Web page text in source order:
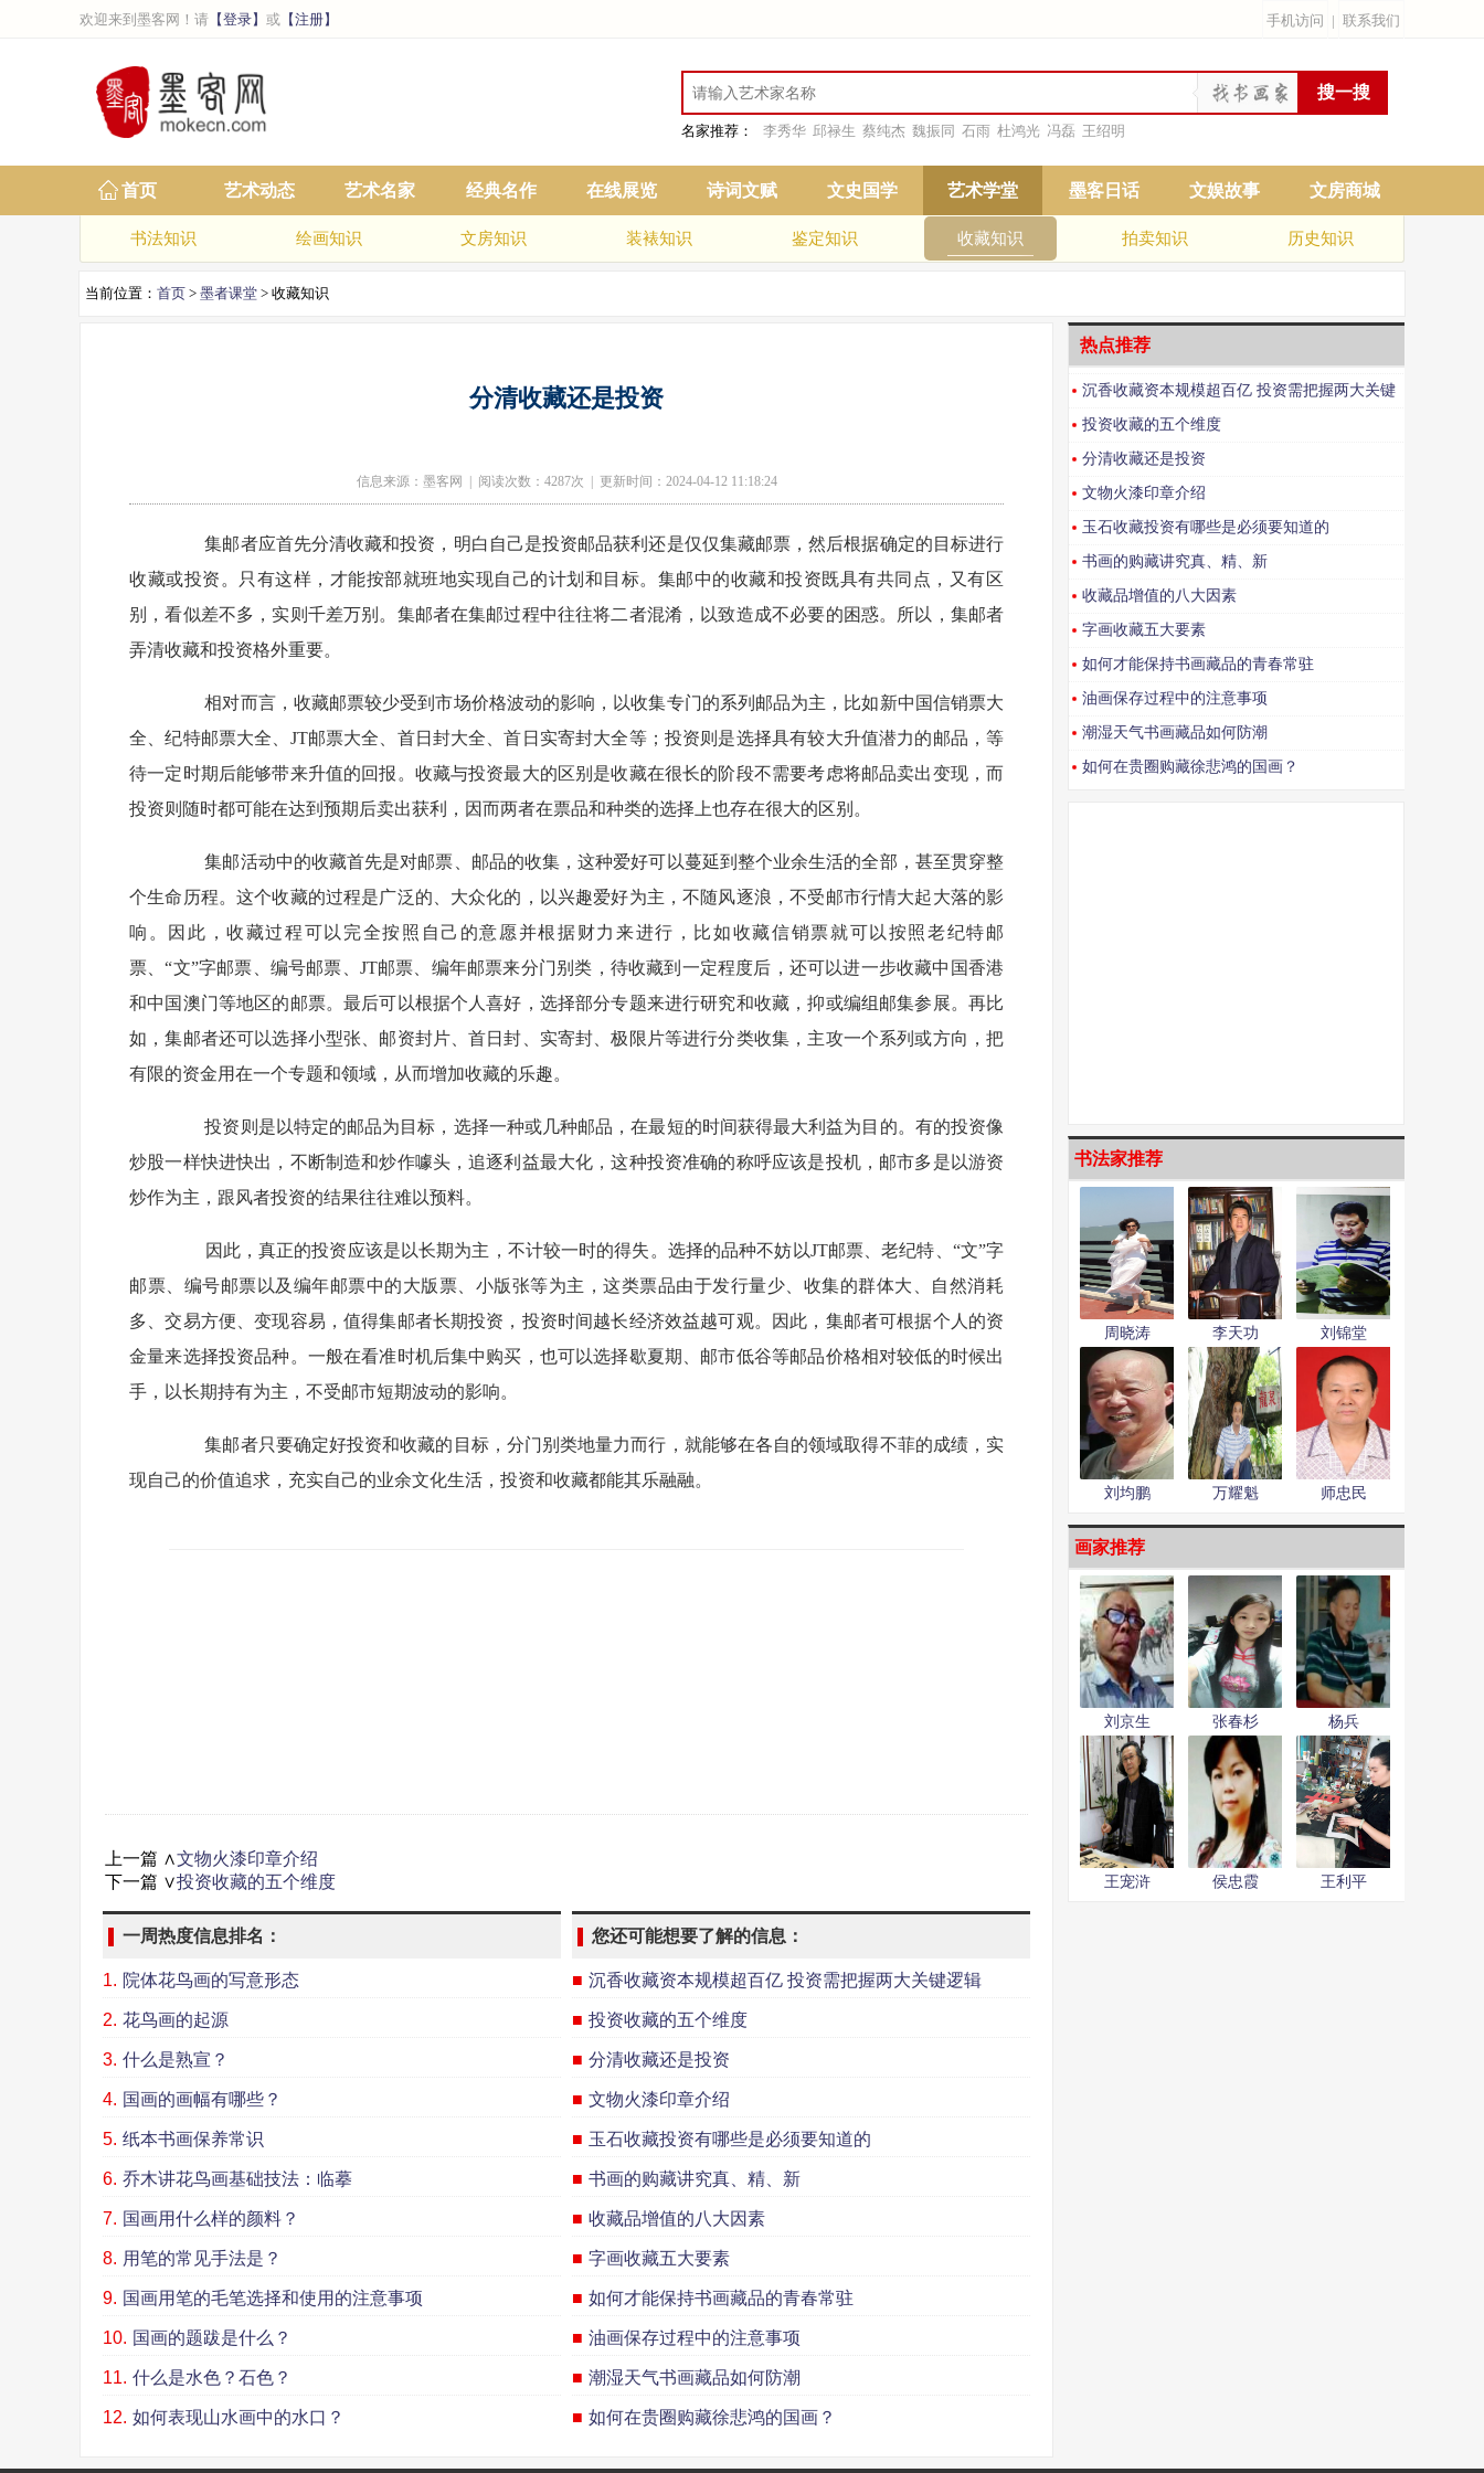
欢迎来到墨客网！请 【登录】 或 【注册】 手机访问 | 联系我们
名家推荐： 李秀华 邱禄生 蔡纯杰 魏振同 石雨 杜鸿光 冯磊 王绍明
首页 艺术动态 艺术名家 经典名作 在线展览 诗词文赋 文史国学 艺术学堂 墨客日话 文娱故事 文房商城
书法知识 绘画知识 文房知识 装裱知识 鉴定知识 收藏知识 拍卖知识 历史知识
当前位置： 首页 > 墨者课堂 > 收藏知识
分清收藏还是投资
信息来源：墨客网 | 阅读次数：4287次 | 更新时间：2024-04-12 11:18:24
集邮者应首先分清收藏和投资，明白自己是投资邮品获利还是仅仅集藏邮票，然后根据确定的目标进行
收藏或投资。只有这样，才能按部就班地实现自己的计划和目标。集邮中的收藏和投资既具有共同点，又有区
别，看似差不多，实则千差万别。集邮者在集邮过程中往往将二者混淆，以致造成不必要的困惑。所以，集邮者
弄清收藏和投资格外重要。
相对而言，收藏邮票较少受到市场价格波动的影响，以收集专门的系列邮品为主，比如新中国信销票大
全、纪特邮票大全、JT邮票大全、首日封大全、首日实寄封大全等；投资则是选择具有较大升值潜力的邮品，等
待一定时期后能够带来升值的回报。收藏与投资最大的区别是收藏在很长的阶段不需要考虑将邮品卖出变现，而
投资则随时都可能在达到预期后卖出获利，因而两者在票品和种类的选择上也存在很大的区别。
集邮活动中的收藏首先是对邮票、邮品的收集，这种爱好可以蔓延到整个业余生活的全部，甚至贯穿整
个生命历程。这个收藏的过程是广泛的、大众化的，以兴趣爱好为主，不随风逐浪，不受邮市行情大起大落的影
响。因此，收藏过程可以完全按照自己的意愿并根据财力来进行，比如收藏信销票就可以按照老纪特邮
票、“文”字邮票、编号邮票、JT邮票、编年邮票来分门别类，待收藏到一定程度后，还可以进一步收藏中国香港
和中国澳门等地区的邮票。最后可以根据个人喜好，选择部分专题来进行研究和收藏，抑或编组邮集参展。再比
如，集邮者还可以选择小型张、邮资封片、首日封、实寄封、极限片等进行分类收集，主攻一个系列或方向，把
有限的资金用在一个专题和领域，从而增加收藏的乐趣。
投资则是以特定的邮品为目标，选择一种或几种邮品，在最短的时间获得最大利益为目的。有的投资像
炒股一样快进快出，不断制造和炒作噱头，追逐利益最大化，这种投资准确的称呼应该是投机，邮市多是以游资
炒作为主，跟风者投资的结果往往难以预料。
因此，真正的投资应该是以长期为主，不计较一时的得失。选择的品种不妨以JT邮票、老纪特、“文”字
邮票、编号邮票以及编年邮票中的大版票、小版张等为主，这类票品由于发行量少、收集的群体大、自然消耗
多、交易方便、变现容易，值得集邮者长期投资，投资时间越长经济效益越可观。因此，集邮者可根据个人的资
金量来选择投资品种。一般在看准时机后集中购买，也可以选择歇夏期、邮市低谷等邮品价格相对较低的时候出
手，以长期持有为主，不受邮市短期波动的影响。
集邮者只要确定好投资和收藏的目标，分门别类地量力而行，就能够在各自的领域取得不菲的成绩，实
现自己的价值追求，充实自己的业余文化生活，投资和收藏都能其乐融融。
上一篇 ∧文物火漆印章介绍
下一篇 ∨投资收藏的五个维度
一周热度信息排名：
1. 院体花鸟画的写意形态
2. 花鸟画的起源
3. 什么是熟宣？
4. 国画的画幅有哪些？
5. 纸本书画保养常识
6. 乔木讲花鸟画基础技法：临摹
7. 国画用什么样的颜料？
8. 用笔的常见手法是？
9. 国画用笔的毛笔选择和使用的注意事项
10. 国画的题跋是什么？
11. 什么是水色？石色？
12. 如何表现山水画中的水口？
您还可能想要了解的信息：
■ 沉香收藏资本规模超百亿 投资需把握两大关键逻辑
■ 投资收藏的五个维度
■ 分清收藏还是投资
■ 文物火漆印章介绍
■ 玉石收藏投资有哪些是必须要知道的
■ 书画的购藏讲究真、精、新
■ 收藏品增值的八大因素
■ 字画收藏五大要素
■ 如何才能保持书画藏品的青春常驻
■ 油画保存过程中的注意事项
■ 潮湿天气书画藏品如何防潮
■ 如何在贵圈购藏徐悲鸿的国画？
热点推荐
沉香收藏资本规模超百亿 投资需把握两大关键
逻辑
投资收藏的五个维度
分清收藏还是投资
文物火漆印章介绍
玉石收藏投资有哪些是必须要知道的
书画的购藏讲究真、精、新
收藏品增值的八大因素
字画收藏五大要素
如何才能保持书画藏品的青春常驻
油画保存过程中的注意事项
潮湿天气书画藏品如何防潮
如何在贵圈购藏徐悲鸿的国画？
书法家推荐
周晓涛 李天功 刘锦堂
刘均鹏 万耀魁 师忠民
画家推荐
刘京生 张春杉 杨兵
王宠浒 侯忠霞 王利平